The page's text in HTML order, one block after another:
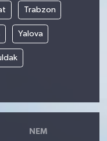
Trabzon
Yalova
NEM